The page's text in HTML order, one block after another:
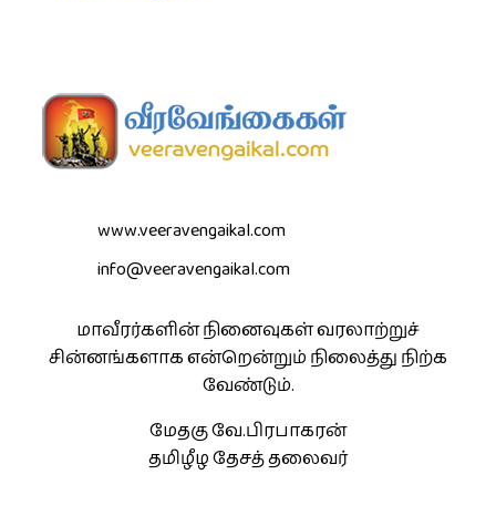
www.veeravengaikal.com
info@veeravengaikal.com
மாவீரர்களின் நினைவுகள் வரலாற்றுச்
சின்னங்களாக என்றென்றும் நிலைத்து நிற்க
வேண்டும்.
மேதகு வே.பிரபாகரன்
தமிழீழ தேசத் தலைவர்